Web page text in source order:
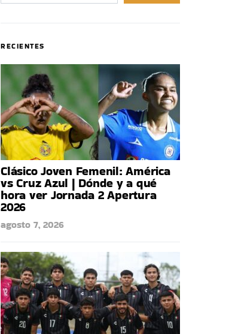
RECIENTES
Clásico Joven Femenil: América
vs Cruz Azul | Dónde y a qué
hora ver Jornada 2 Apertura
2026
agosto 7, 2026